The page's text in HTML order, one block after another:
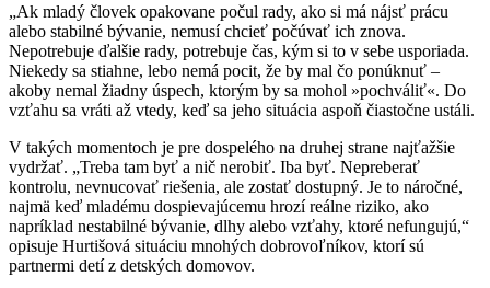
„Ak mladý človek opakovane počul rady, ako si má nájsť prácu
alebo stabilné bývanie, nemusí chcieť počúvať ich znova.
Nepotrebuje ďalšie rady, potrebuje čas, kým si to v sebe usporiada.
Niekedy sa stiahne, lebo nemá pocit, že by mal čo ponúknuť –
akoby nemal žiadny úspech, ktorým by sa mohol »pochváliť«. Do
vzťahu sa vráti až vtedy, keď sa jeho situácia aspoň čiastočne ustáli.
V takých momentoch je pre dospelého na druhej strane najťažšie
vydržať. „Treba tam byť a nič nerobiť. Iba byť. Nepreberať
kontrolu, nevnucovať riešenia, ale zostať dostupný. Je to náročné,
najmä keď mladému dospievajúcemu hrozí reálne riziko, ako
napríklad nestabilné bývanie, dlhy alebo vzťahy, ktoré nefungujú,“
opisuje Hurtišová situáciu mnohých dobrovoľníkov, ktorí sú
partnermi detí z detských domovov.